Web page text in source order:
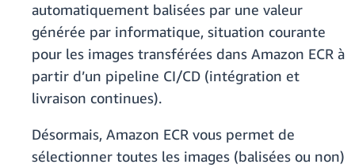
automatiquement balisées par une valeur
générée par informatique, situation courante
pour les images transférées dans Amazon ECR à
partir d’un pipeline CI/CD (intégration et
livraison continues).
Désormais, Amazon ECR vous permet de
sélectionner toutes les images (balisées ou non)